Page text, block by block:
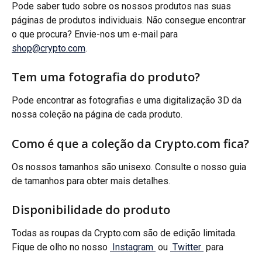
Pode saber tudo sobre os nossos produtos nas suas
páginas de produtos individuais. Não consegue encontrar
o que procura? Envie-nos um e-mail para
shop@crypto.com.
Tem uma fotografia do produto?
Pode encontrar as fotografias e uma digitalização 3D da
nossa coleção na página de cada produto.
Como é que a coleção da Crypto.com fica?
Os nossos tamanhos são unisexo. Consulte o nosso guia
de tamanhos para obter mais detalhes.
Disponibilidade do produto
Todas as roupas da Crypto.com são de edição limitada.
Fique de olho no nosso
Instagram ou Twitter para